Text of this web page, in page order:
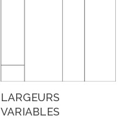
LARGEURS
VARIABLES